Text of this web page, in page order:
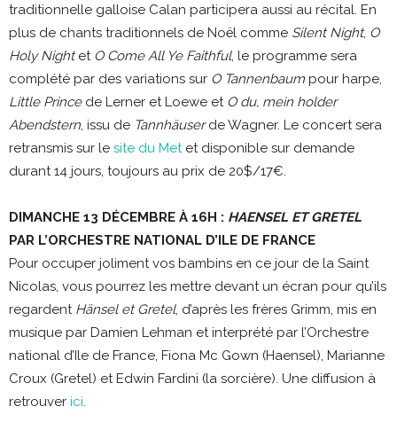
traditionnelle galloise Calan participera aussi au récital. En
plus de chants traditionnels de Noël comme Silent Night, O
Holy Nightet O Come All Ye Faithful, le programme sera
complété par des variations sur O Tannenbaum pour harpe,
Little Princede Lerner et Loewe et O du, mein holder
Abendstern, issu de Tannhäuserde Wagner. Le concert sera
retransmis sur le site du Metet disponible sur demande
durant 14 jours, toujours au prix de 20$/17€.
DIMANCHE 13 DÉCEMBRE À 16H : HAENSEL ET GRETEL
PAR L’ORCHESTRE NATIONAL D’ILE DE FRANCE
Pour occuper joliment vos bambins en ce jour de la Saint
Nicolas, vous pourrez les mettre devant un écran pour qu’ils
regardent Hänsel et Gretel, d’après les frères Grimm, mis en
musique par Damien Lehman et interprété par l’Orchestre
national d’Ile de France, Fiona Mc Gown (Haensel), Marianne
Croux (Gretel) et Edwin Fardini (la sorcière). Une diffusion à
retrouver ici.